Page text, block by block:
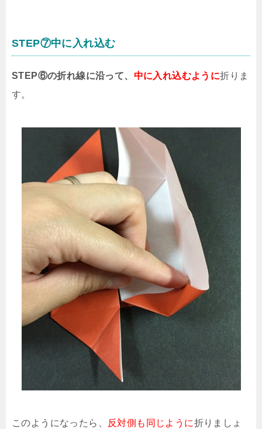
STEP⑦中に入れ込む
STEP⑥の折れ線に沿って、 中に入れ込むように折りま
す。
このようになったら、 反対側も同じように折りましょ